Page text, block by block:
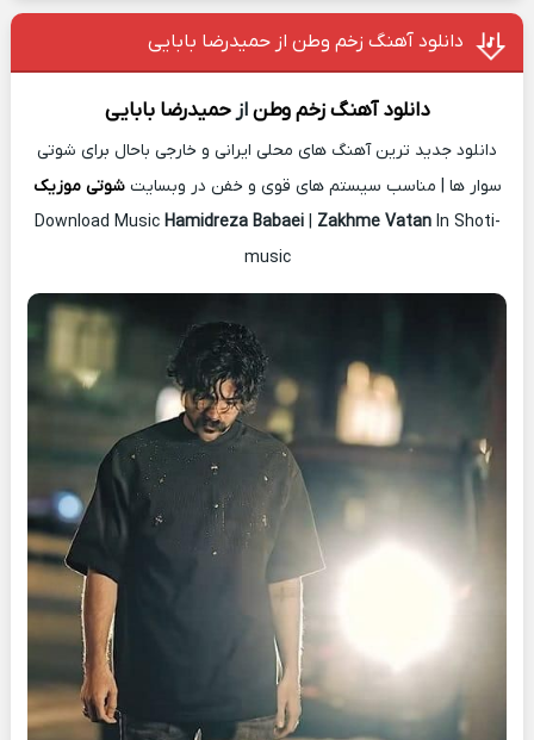
دانلود آهنگ زخم وطن از حمیدرضا بابایی
دانلود آهنگ زخم وطنازحمیدرضا بابایی
دانلود جدید ترین آهنگ های محلی ایرانی و خارجی باحال برای شوتی
سوار ها | مناسب سیستم های قوی و خفن در وبسایتشوتی موزیک
Download Music Hamidreza Babaei| Zakhme VatanIn Shoti-
music